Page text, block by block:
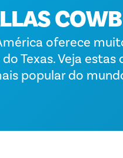
oferece
Texas. Veja
popular do